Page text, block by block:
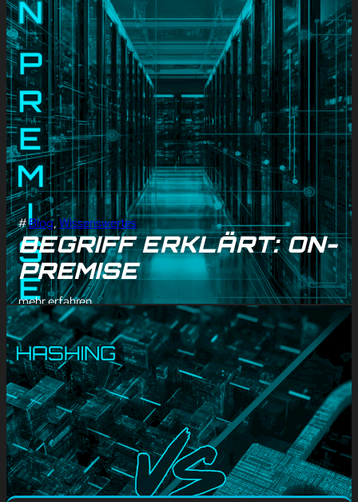
#Blog, Wissenswertes
BEGRIFF ERKLÄRT: ON-
PREMISE
mehr erfahren